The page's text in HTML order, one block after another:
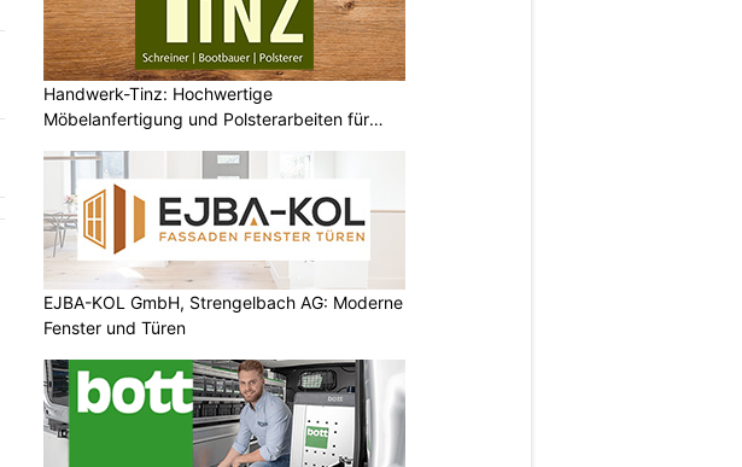
Handwerk-Tinz: Hochwertige
Möbelanfertigung und Polsterarbeiten für
EJBA-KOL GmbH, Strengelbach AG: Moderne
Fenster und Türen